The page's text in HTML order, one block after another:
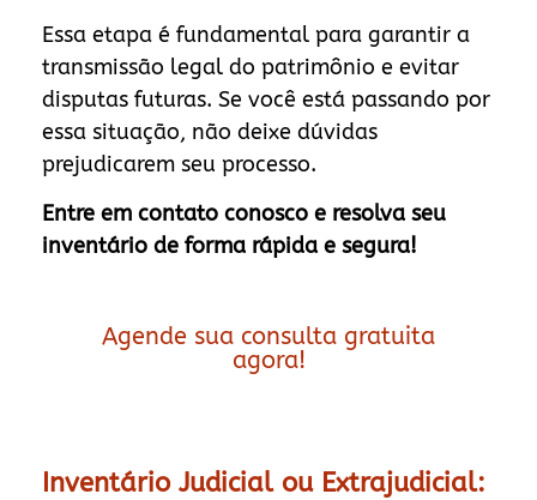
Essa etapa é fundamental para garantir a
transmissão legal do patrimônio e evitar
disputas futuras. Se você está passando por
essa situação, não deixe dúvidas
prejudicarem seu processo.
Entre em contato conosco e resolva seu
inventário de forma rápida e segura!
Agende sua consulta gratuita
agora!
Inventário Judicial ou Extrajudicial: